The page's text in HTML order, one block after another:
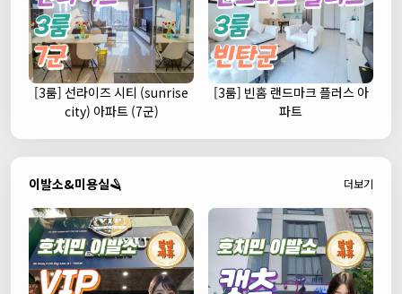
[3룸] 선라이즈 시티 (sunrise
city) 아파트 (7군)
[3룸] 빈홈 랜드마크 플러스 아
파트
이발소&미용실🪒 더보기